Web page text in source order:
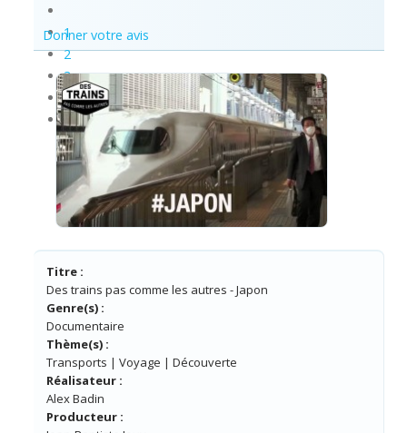
1
2
3
4
Donner votre avis
Titre :
Des trains pas comme les autres - Japon
Genre(s) :
Documentaire
Thème(s) :
Transports | Voyage | Découverte
Réalisateur :
Alex Badin
Producteur :